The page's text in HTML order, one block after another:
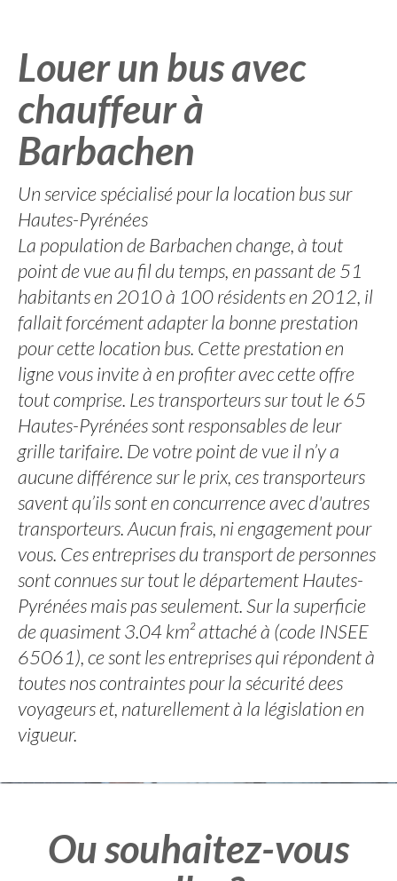
Louer un bus avec
chauffeur à
Barbachen
Un service spécialisé pour la location bus sur
Hautes-Pyrénées
La population de Barbachen change, à tout
point de vue au fil du temps, en passant de 51
habitants en 2010 à 100 résidents en 2012, il
fallait forcément adapter la bonne prestation
pour cette location bus. Cette prestation en
ligne vous invite à en profiter avec cette offre
tout comprise. Les transporteurs sur tout le 65
Hautes-Pyrénées sont responsables de leur
grille tarifaire. De votre point de vue il n’y a
aucune différence sur le prix, ces transporteurs
savent qu’ils sont en concurrence avec d'autres
transporteurs. Aucun frais, ni engagement pour
vous. Ces entreprises du transport de personnes
sont connues sur tout le département Hautes-
Pyrénées mais pas seulement. Sur la superficie
de quasiment 3.04 km² attaché à (code INSEE
65061), ce sont les entreprises qui répondent à
toutes nos contraintes pour la sécurité dees
voyageurs et, naturellement à la législation en
vigueur.
Ou souhaitez-vous